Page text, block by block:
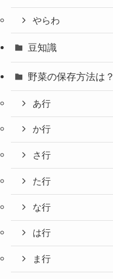
やらわ
豆知識
野菜の保存方法は？
あ行
か行
さ行
た行
な行
は行
ま行